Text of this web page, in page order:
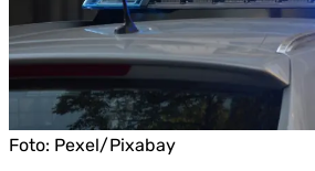
Foto: Pexel/Pixabay